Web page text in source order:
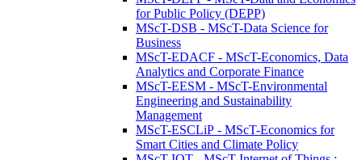
for Public Policy (DEPP)
MScT-DSB - MScT-Data Science for
Business
MScT-EDACF - MScT-Economics, Data
Analytics and Corporate Finance
MScT-EESM - MScT-Environmental
Engineering and Sustainability
Management
MScT-ESCLiP - MScT-Economics for
Smart Cities and Climate Policy